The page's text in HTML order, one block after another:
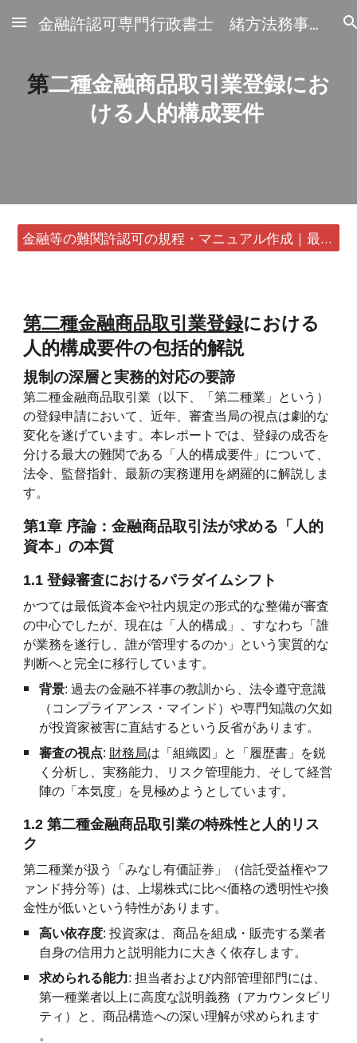
Skip to main content Skip to navigation
金融許認可専門行政書士 緒方法務事務所
第二種金融商品取引業登録にお
ける人的構成要件
金融等の難関許認可の規程・マニュアル作成｜最短24時間・書類1通から
第二種金融商品取引業登録における
人的構成要件の包括的解説
規制の深層と実務的対応の要諦
第二種金融商品取引業（以下、「第二種業」という）
の登録申請において、近年、審査当局の視点は劇的な
変化を遂げています。本レポートでは、登録の成否を
分ける最大の難関である「人的構成要件」について、
法令、監督指針、最新の実務運用を網羅的に解説しま
す。
第1章 序論：金融商品取引法が求める「人的
資本」の本質
1.1 登録審査におけるパラダイムシフト
かつては最低資本金や社内規定の形式的な整備が審査
の中心でしたが、現在は「人的構成」、すなわち「誰
が業務を遂行し、誰が管理するのか」という実質的な
判断へと完全に移行しています。
背景: 過去の金融不祥事の教訓から、法令遵守意識
（コンプライアンス・マインド）や専門知識の欠如
が投資家被害に直結するという反省があります。
審査の視点: 財務局は「組織図」と「履歴書」を鋭
く分析し、実務能力、リスク管理能力、そして経営
陣の「本気度」を見極めようとしています。
1.2 第二種金融商品取引業の特殊性と人的リス
ク
第二種業が扱う「みなし有価証券」（信託受益権やフ
ァンド持分等）は、上場株式に比べ価格の透明性や換
金性が低いという特性があります。
高い依存度: 投資家は、商品を組成・販売する業者
自身の信用力と説明能力に大きく依存します。
求められる能力: 担当者および内部管理部門には、
第一種業者以上に高度な説明義務（アカウンタビリ
ティ）と、商品構造への深い理解が求められます
。